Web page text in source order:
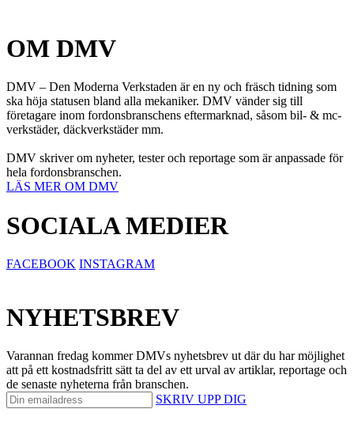
OM DMV
DMV – Den Moderna Verkstaden är en ny och fräsch tidning som
ska höja statusen bland alla mekaniker. DMV vänder sig till
företagare inom fordonsbranschens eftermarknad, såsom bil- & mc-
verkstäder, däckverkstäder mm.
DMV skriver om nyheter, tester och reportage som är anpassade för
hela fordonsbranschen.
LÄS MER OM DMV
SOCIALA MEDIER
FACEBOOK INSTAGRAM
NYHETSBREV
Varannan fredag kommer DMVs nyhetsbrev ut där du har möjlighet
att på ett kostnadsfritt sätt ta del av ett urval av artiklar, reportage och
de senaste nyheterna från branschen.
SKRIV UPP DIG